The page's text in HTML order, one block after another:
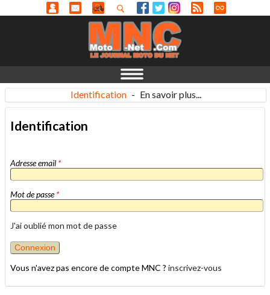
Identification - En savoir plus...
Identification
Adresse email *
Mot de passe*
J'ai oublié mon mot de passe
Vous n'avez pas encore de compte MNC ? inscrivez-vous